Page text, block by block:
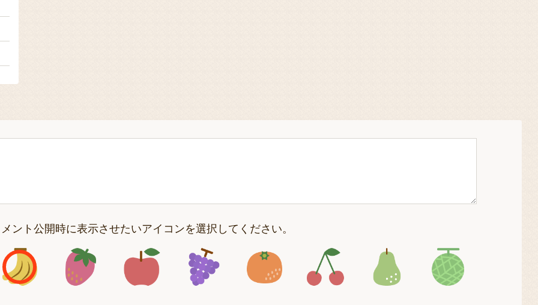
ント公開時に表示させたいアイコンを選択してください。
アイコン1 アイコン2 アイコン3 アイコン4 アイコン5 アイコン6 アイコン7